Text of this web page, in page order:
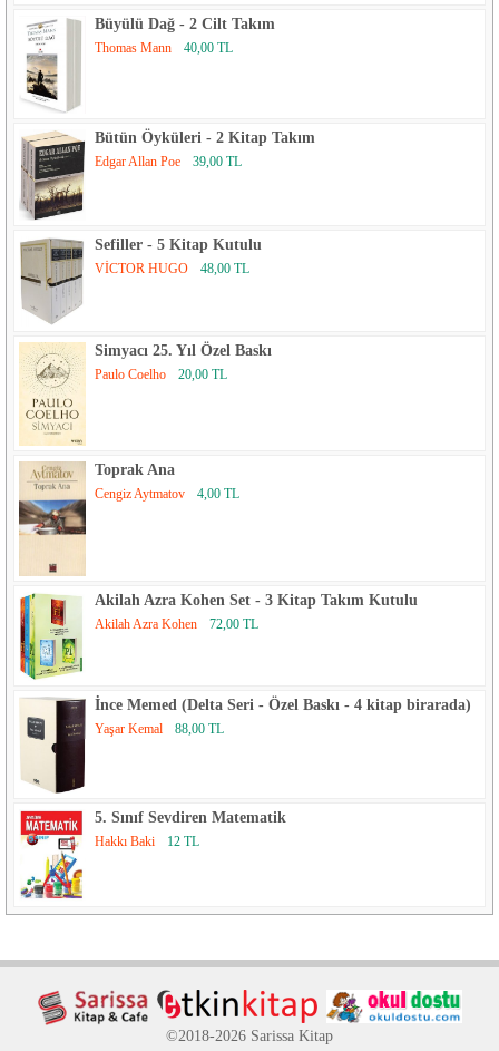
Büyülü Dağ - 2 Cilt Takım
Thomas Mann 40,00 TL
Bütün Öyküleri - 2 Kitap Takım
Edgar Allan Poe 39,00 TL
Sefiller - 5 Kitap Kutulu
VİCTOR HUGO 48,00 TL
Simyacı 25. Yıl Özel Baskı
Paulo Coelho 20,00 TL
Toprak Ana
Cengiz Aytmatov 4,00 TL
Akilah Azra Kohen Set - 3 Kitap Takım Kutulu
Akilah Azra Kohen 72,00 TL
İnce Memed (Delta Seri - Özel Baskı - 4 kitap birarada)
Yaşar Kemal 88,00 TL
5. Sınıf Sevdiren Matematik
Hakkı Baki 12 TL
©2018-2026 Sarissa Kitap